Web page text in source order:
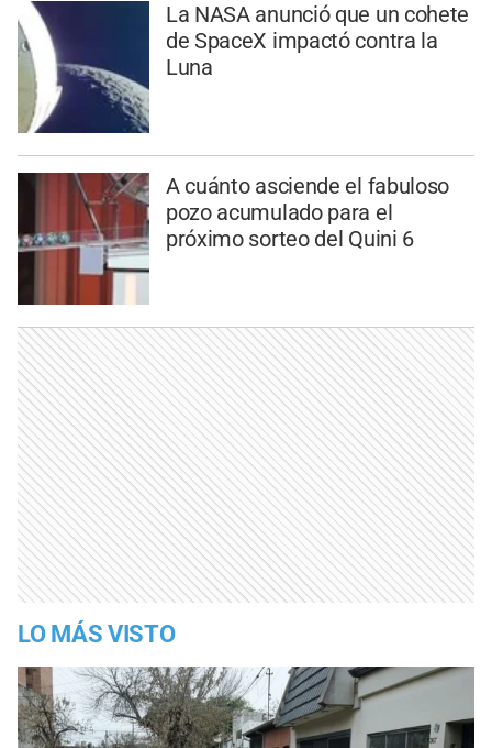
La NASA anunció que un cohete
de SpaceX impactó contra la
Luna
A cuánto asciende el fabuloso
pozo acumulado para el
próximo sorteo del Quini 6
LO MÁS VISTO